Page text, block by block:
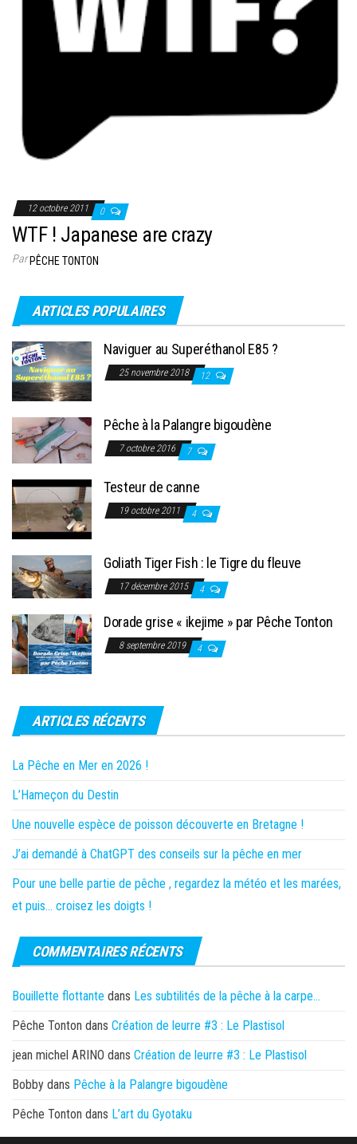
12 octobre 2011 0
WTF ! Japanese are crazy
ParPÊCHE TONTON
ARTICLES POPULAIRES
Naviguer au Superéthanol E85 ?
25 novembre 2018 12
Pêche à la Palangre bigoudène
7 octobre 2016 7
Testeur de canne
19 octobre 2011 4
Goliath Tiger Fish : le Tigre du fleuve
17 décembre 2015 4
Dorade grise « ikejime » par Pêche Tonton
8 septembre 2019 4
ARTICLES RÉCENTS
La Pêche en Mer en 2026 !
L’Hameçon du Destin
Une nouvelle espèce de poisson découverte en Bretagne !
J’ai demandé à ChatGPT des conseils sur la pêche en mer
Pour une belle partie de pêche , regardez la météo et les marées,
et puis… croisez les doigts !
COMMENTAIRES RÉCENTS
Bouillette flottante dans Les subtilités de la pêche à la carpe…
Pêche Tonton dans Création de leurre #3 : Le Plastisol
jean michel ARINO dans Création de leurre #3 : Le Plastisol
Bobby dans Pêche à la Palangre bigoudène
Pêche Tonton dans L’art du Gyotaku